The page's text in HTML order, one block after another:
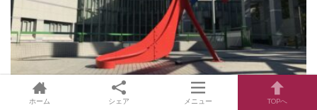
2026年4月2日 2026年5月7日
ホーム シェア メニュー TOPへ